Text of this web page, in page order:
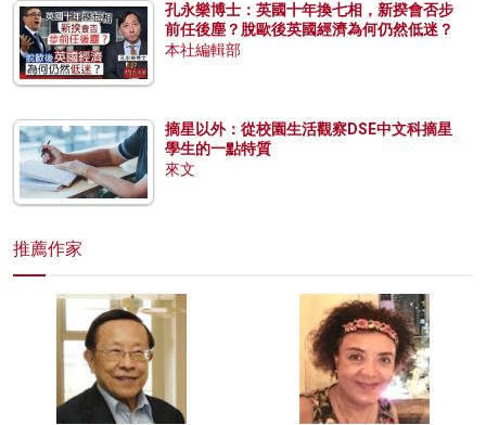
孔永樂博士：英國十年換七相，新揆會否步
前任後塵？脫歐後英國經濟為何仍然低迷？
本社編輯部
摘星以外：從校園生活觀察DSE中文科摘星
學生的一點特質
來文
推薦作家